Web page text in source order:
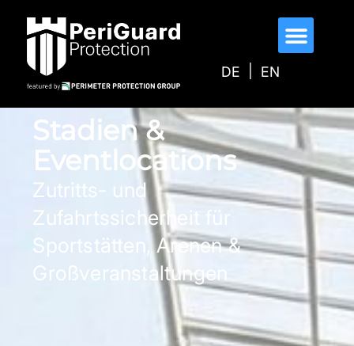
DE EN
Stadien &
Eventlocations
Zutritts- und
Zufahrtssicherheit für
Sportstätten, Arenen &
Großveranstaltungen